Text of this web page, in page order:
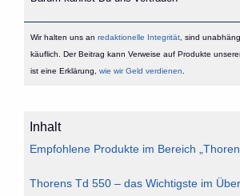
Wir halten uns an redaktionelle Integrität, sind
käuflich. Der Beitrag kann Verweise auf Produkte
ist eine Erklärung, wie wir Geld verdienen
Inhalt
Empfohlene Produkte im Bereich
Thorens Td 550 – das Wichtigste im